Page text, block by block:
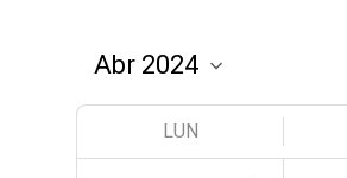
LUN